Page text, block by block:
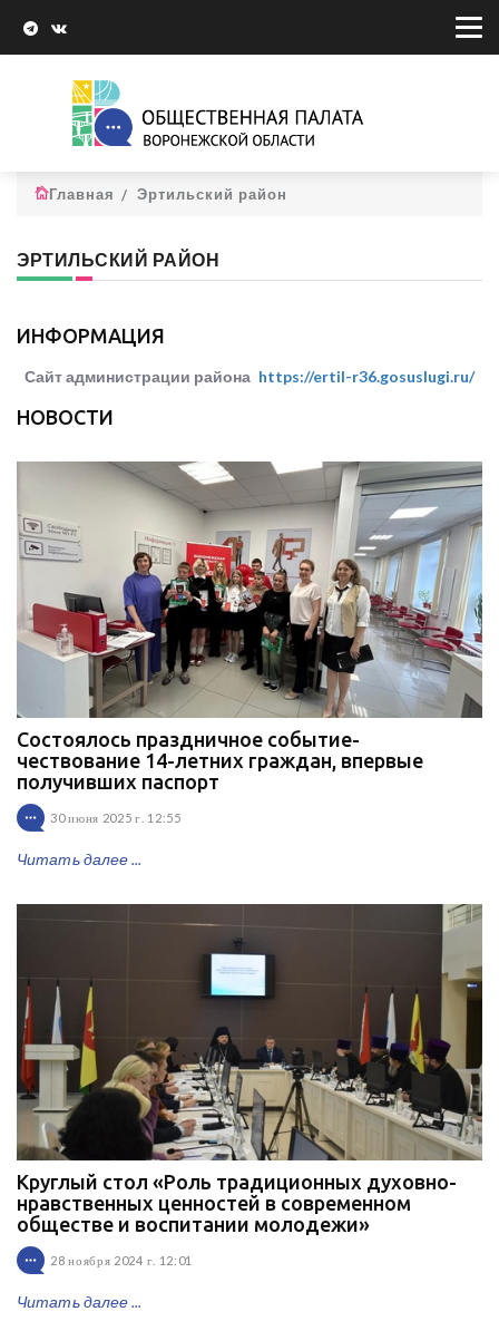
Главная Эртильский район
ЭРТИЛЬСКИЙ РАЙОН
ИНФОРМАЦИЯ
Сайт администрации района https://ertil-r36.gosuslugi.ru/
НОВОСТИ
Состоялось праздничное событие-
чествование 14-летних граждан, впервые
получивших паспорт
30 июня 2025 г. 12:55
Читать далее ...
Круглый стол «Роль традиционных духовно-
нравственных ценностей в современном
обществе и воспитании молодежи»
28 ноября 2024 г. 12:01
Читать далее ...